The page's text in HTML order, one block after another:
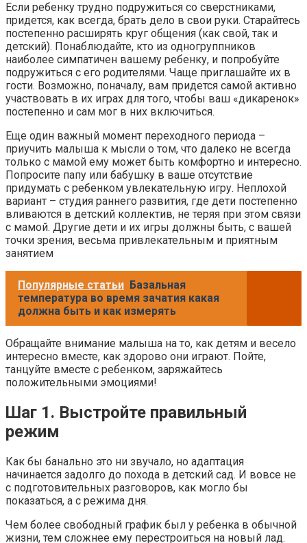
Если ребенку трудно подружиться со сверстниками,
придется, как всегда, брать дело в свои руки. Старайтесь
постепенно расширять круг общения (как свой, так и
детский). Понаблюдайте, кто из одногруппников
наиболее симпатичен вашему ребенку, и попробуйте
подружиться с его родителями. Чаще приглашайте их в
гости. Возможно, поначалу, вам придется самой активно
участвовать в их играх для того, чтобы ваш «дикаренок»
постепенно и сам мог в них включиться.
Еще один важный момент переходного периода –
приучить малыша к мысли о том, что далеко не всегда
только с мамой ему может быть комфортно и интересно.
Попросите папу или бабушку в ваше отсутствие
придумать с ребенком увлекательную игру. Неплохой
вариант – студия раннего развития, где дети постепенно
вливаются в детский коллектив, не теряя при этом связи
с мамой. Другие дети и их игры должны быть, с вашей
точки зрения, весьма привлекательным и приятным
занятием
Популярные статьи Базальная
температура во время зачатия какая
должна быть и как измерять
Обращайте внимание малыша на то, как детям и весело
интересно вместе, как здорово они играют. Пойте,
танцуйте вместе с ребенком, заряжайтесь
положительными эмоциями!
Шаг 1. Выстройте правильный
режим
Как бы банально это ни звучало, но адаптация
начинается задолго до похода в детский сад. И вовсе не
с подготовительных разговоров, как могло бы
показаться, а с режима дня.
Чем более свободный график был у ребенка в обычной
жизни, тем сложнее ему перестроиться на новый лад.